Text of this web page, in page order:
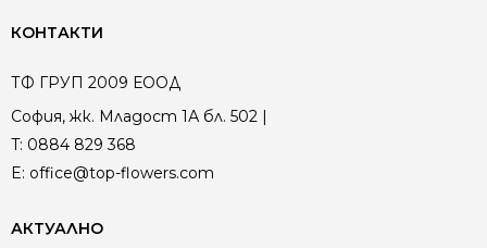
КОНТАКТИ
ТФ ГРУП 2009 ЕООД
София, жк. Младост 1А бл. 502 |
T: 0884 829 368
E: office@top-flowers.com
АКТУАЛНО